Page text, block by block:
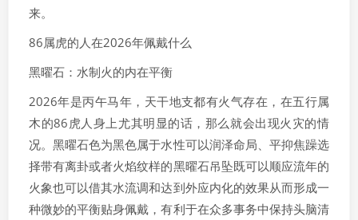
来。
86属虎的人在2026年佩戴什么
黑曜石：水制火的内在平衡
2026年是丙午马年，天干地支都有火气存在，在五行属
木的86虎人身上尤其明显的话，那么就会出现火灾的情
况。黑曜石色为黑色属于水性可以润泽命局、平抑焦躁选
择带有离卦或者火焰纹样的黑曜石吊坠既可以顺应流年的
火象也可以借其水流调和达到外应内化的效果从而形成一
种微妙的平衡贴身佩戴，有利于在众多事务中保持头脑清